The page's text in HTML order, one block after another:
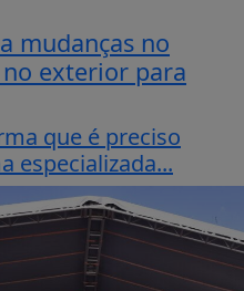
mudanças no
exterior para
que é preciso
especializada...